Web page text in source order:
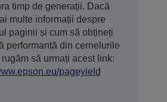
timp de generații. Dacă
multe informații despre
paginii și cum să obțineți
performanță din cernelurile
să urmați acest link:
pageyield